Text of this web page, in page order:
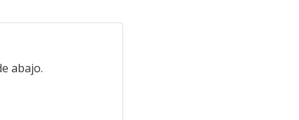
abajo.